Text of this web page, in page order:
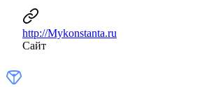
http://Mykonstanta.ru
Сайт